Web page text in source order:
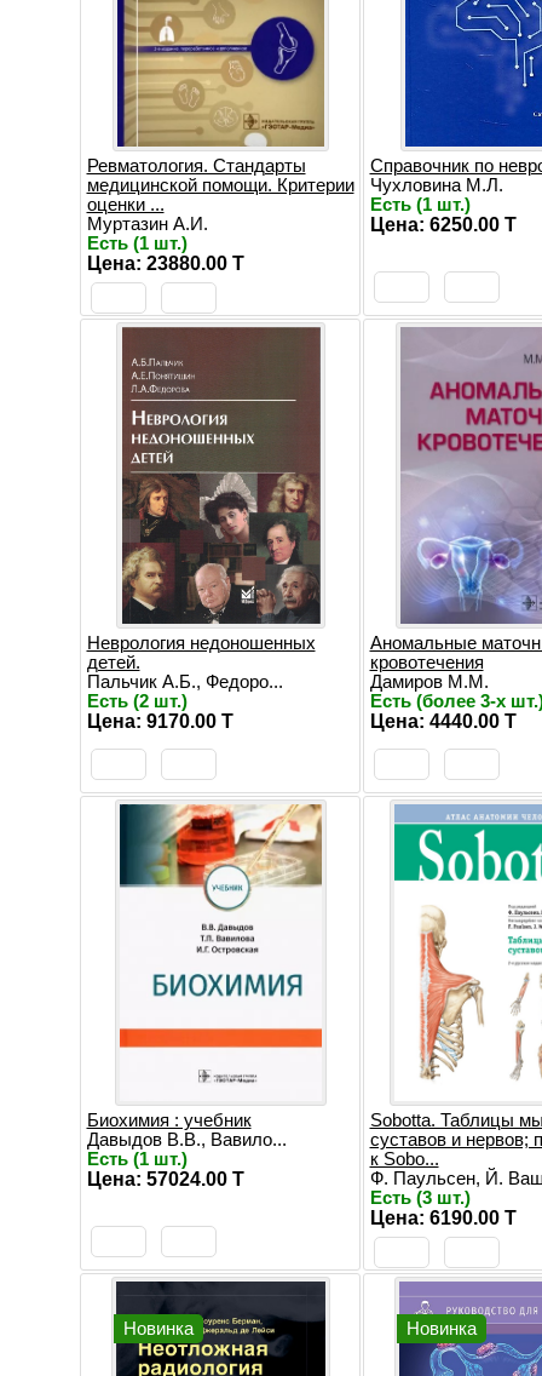
Ревматология. Стандарты
медицинской помощи. Критерии
оценки ...
Муртазин А.И.
Есть (1 шт.)
Цена: 23880.00 T
Справочник по
Чухловина М.Л.
Есть (1 шт.)
Цена: 6250.00 T
Неврология недоношенных
детей.
Пальчик А.Б., Федоро...
Есть (2 шт.)
Цена: 9170.00 T
Аномальные
кровотечения
Дамиров М.М.
Есть (более 3-х
Цена: 4440.00 T
Биохимия : учебник
Давыдов В.В., Вавило...
Есть (1 шт.)
Цена: 57024.00 T
Sobotta. Таблицы
суставов и нервов;
к Sobo...
Ф. Паульсен, Й.
Есть (3 шт.)
Цена: 6190.00 T
Новинка Новинка